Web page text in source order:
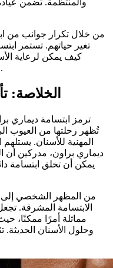
من خلال تكرار جوانب من
تغير حياتهم. تستمر
كيف يمكن لرعاية
الحديثة، تعزيز الجماليات والثقة بالنفس.
الخلاصة:
ترمز ابتسامة ديماري
تُظهر رحلتها من العيوب
المهنية للأسنان.
ديماري براون، مدركين أن
يمكن أن تخلق ابتسامة
من المظهر الشخصي إلى
الابتسامة المشرقة.
مماثلة أمرًا ممكنًا،
وحلول الأسنان الحديثة.